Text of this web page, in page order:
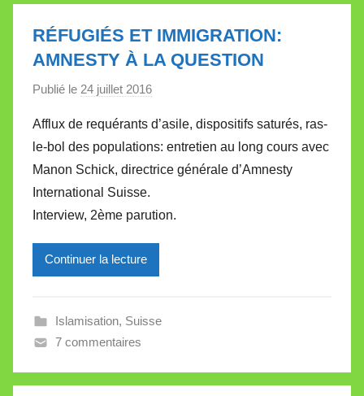
RÉFUGIÉS ET IMMIGRATION:
AMNESTY À LA QUESTION
Publié le 24 juillet 2016
r
M
i
e
l
V
l
Afflux de requérants d’asile, dispositifs saturés, ras-
le-bol des populations: entretien au long cours avec
Manon Schick, directrice générale d’Amnesty
International Suisse.
Interview, 2ème parution.
Continuer la lecture
Islamisation, Suisse
7 commentaires